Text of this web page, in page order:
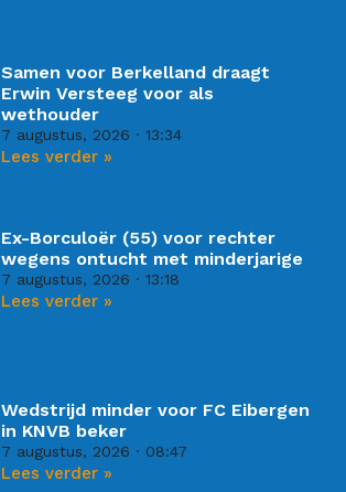
Samen voor Berkelland draagt
Erwin Versteeg voor als
wethouder
7 augustus, 2026 13:34
Lees verder »
Ex-Borculoër (55) voor rechter
wegens ontucht met minderjarige
7 augustus, 2026 13:18
Lees verder »
Wedstrijd minder voor FC Eibergen
in KNVB beker
7 augustus, 2026 08:47
Lees verder »